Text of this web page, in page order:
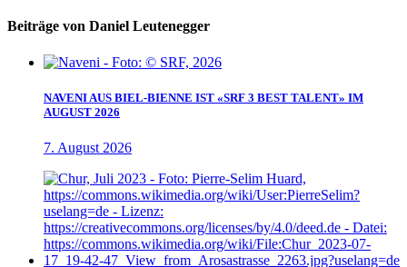
Beiträge von Daniel Leutenegger
NAVENI AUS BIEL-BIENNE IST «SRF 3 BEST TALENT» IM
AUGUST 2026
7. August 2026